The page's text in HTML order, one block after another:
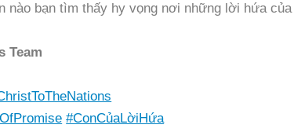
nào bạn tìm thấy hy vọng nơi những lời hứa
Team
#ConCủaLờiHứa